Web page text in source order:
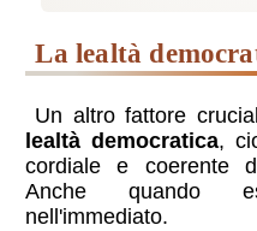
la lealtà
Un altro fattore
lealtà democratica,
cordiale e coerente
Anche quando
nell'immediato.